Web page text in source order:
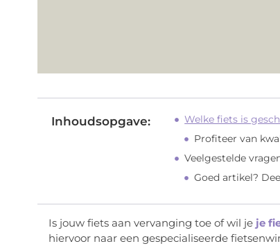
Inhoudsopgave:
Welke fiets is
Profiteer van
Veelgestelde
Goed artikel?
Is jouw fiets aan vervanging toe of wil je je
hiervoor naar een gespecialiseerde